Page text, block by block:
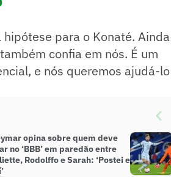
para o Konaté.
confia em nós. É um
e nós queremos ajudá-
opina sobre quem deve
no ‘BBB’ em paredão entre
Rodolffo e Sarah: ‘Postei e